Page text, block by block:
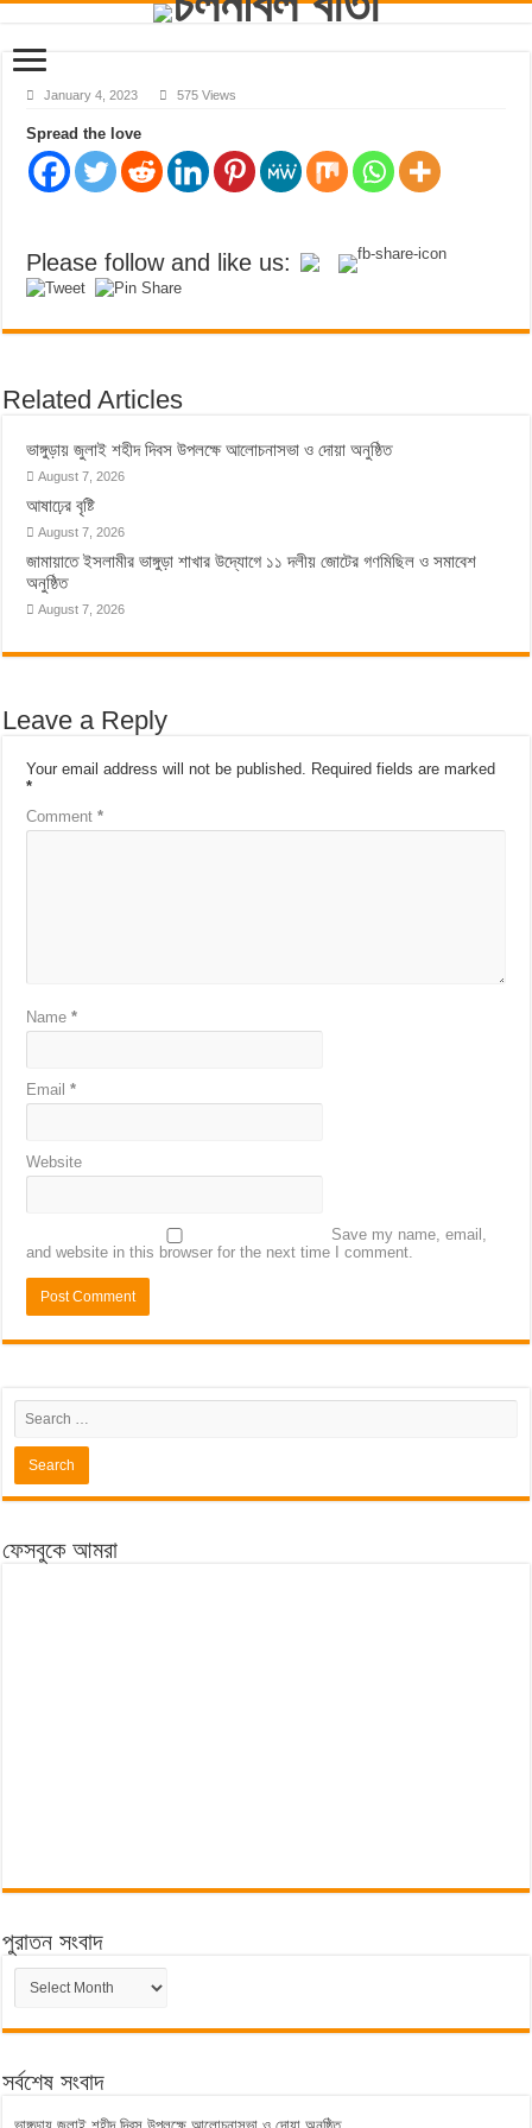
January 4, 2023 575 Views
Spread the love
Please follow and like us:
Related Articles
ভাঙ্গুড়ায় জুলাই শহীদ দিবস উপলক্ষে আলোচনাসভা ও দোয়া অনুষ্ঠিত
August 7, 2026
আষাঢ়ের বৃষ্টি
August 7, 2026
জামায়াতে ইসলামীর ভাঙ্গুড়া শাখার উদ্যোগে ১১ দলীয় জোটের গণমিছিল ও সমাবেশ
অনুষ্ঠিত
August 7, 2026
Leave a Reply
Your email address will not be published.
Required fields are marked
*
Comment*
Name*
Email*
Website
Save my name, email,
and website in this browser for the next time I comment.
ফেসবুকে আমরা
পুরাতন সংবাদ
পুরাতন
সংবাদ
সর্বশেষ সংবাদ